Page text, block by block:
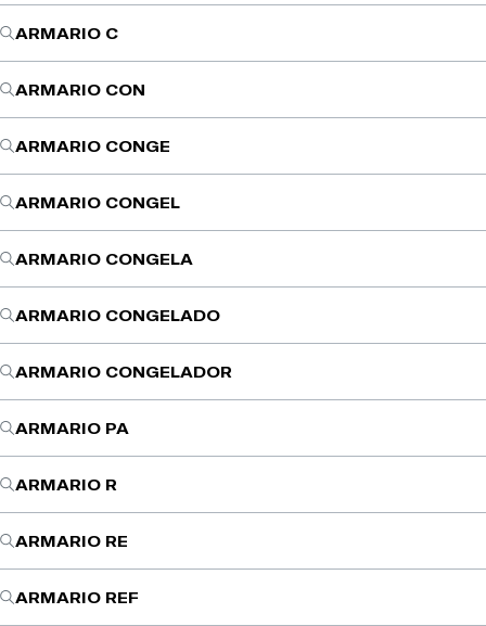
ARMARIO C
ARMARIO CON
ARMARIO CONGE
ARMARIO CONGEL
ARMARIO CONGELA
ARMARIO CONGELADO
ARMARIO CONGELADOR
ARMARIO PA
ARMARIO R
ARMARIO RE
ARMARIO REF